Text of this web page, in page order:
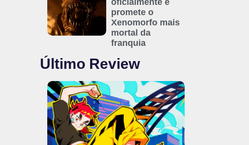
oficialmente e
promete o
Xenomorfo mais
mortal da
franquia
Último Review